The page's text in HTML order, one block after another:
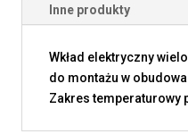
Inne produkty
Wkład elektryczny
do montażu w
Zakres temperaturowy